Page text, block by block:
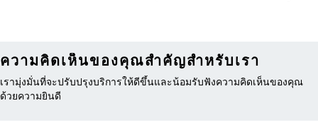
ความคิดเห็นของคุณสำคัญสำหรับเรา
เรามุ่งมั่นที่จะปรับปรุงบริการให้ดีขึ้นและน้อมรับฟังความคิดเห็นของคุณ
ด้วยความยินดี